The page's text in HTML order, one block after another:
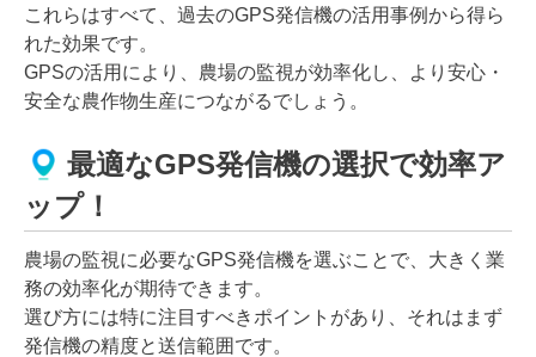
これらはすべて、過去のGPS発信機の活用事例から得ら
れた効果です。
GPSの活用により、農場の監視が効率化し、より安心・
安全な農作物生産につながるでしょう。
最適なGPS発信機の選択で効率ア
ップ！
農場の監視に必要なGPS発信機を選ぶことで、大きく業
務の効率化が期待できます。
選び方には特に注目すべきポイントがあり、それはまず
発信機の精度と送信範囲です。